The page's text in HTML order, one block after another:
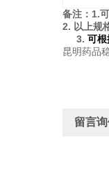
备注： 1.
2. 以上规
3. 可根
昆明药品
留言